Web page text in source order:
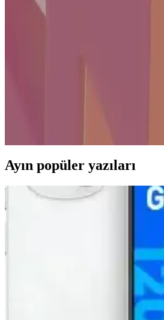
Philips'in 50 inçlik akıllı televizyonları,
Ayın popüler yazıları